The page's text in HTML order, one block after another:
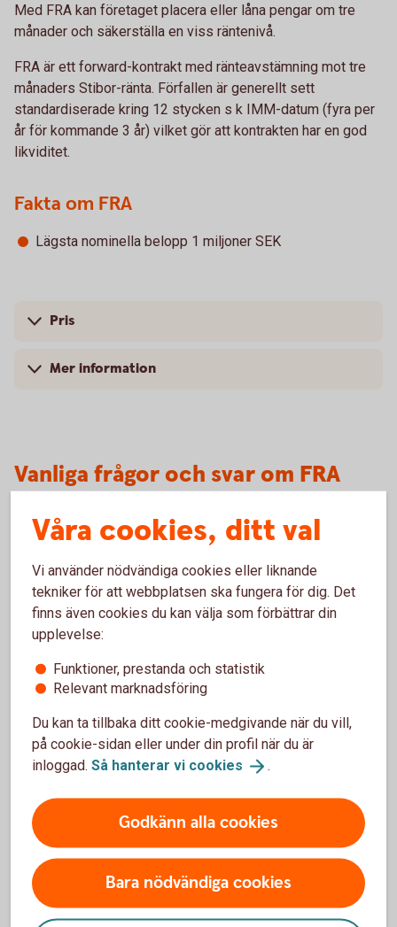
Med FRA kan företaget placera eller låna pengar om tre
månader och säkerställa en viss räntenivå.
FRA är ett forward-kontrakt med ränteavstämning mot tre
månaders Stibor-ränta. Förfallen är generellt sett
standardiserade kring 12 stycken s k IMM-datum (fyra per
år för kommande 3 år) vilket gör att kontrakten har en god
likviditet.
Fakta om FRA
Lägsta nominella belopp 1 miljoner SEK
Pris
Mer information
Vanliga frågor och svar om FRA
Vem kan använda FRA’s?
Vilken löptid har FRA’s?
Vilket är det lägsta beloppet som kan handlas?
Ränteplaceringar
FRA
Våra cookies, ditt val
Vi använder nödvändiga cookies eller liknande
tekniker för att webbplatsen ska fungera för dig. Det
finns även cookies du kan välja som förbättrar din
upplevelse:
Funktioner, prestanda och statistik
Relevant marknadsföring
Du kan ta tillbaka ditt cookie-medgivande när du vill,
på cookie-sidan eller under din profil när du är
inloggad. Så hanterar vi cookies .
Godkänn alla cookies
Bara nödvändiga cookies